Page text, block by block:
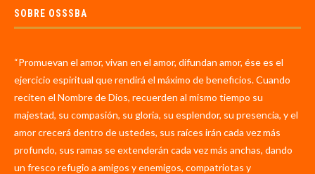
SOBRE OSSSBA
“Promuevan el amor, vivan en el amor, difundan amor, ése es el
ejercicio espiritual que rendirá el máximo de beneficios. Cuando
reciten el Nombre de Dios, recuerden al mismo tiempo su
majestad, su compasión, su gloria, su esplendor, su presencia, y el
amor crecerá dentro de ustedes, sus raíces irán cada vez más
profundo, sus ramas se extenderán cada vez más anchas, dando
un fresco refugio a amigos y enemigos, compatriotas y